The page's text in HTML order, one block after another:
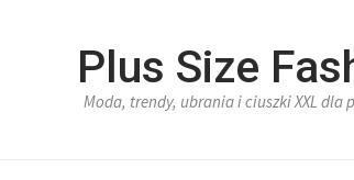
Plus Size
Moda, trendy, ubrania i ciuszki XXL dla